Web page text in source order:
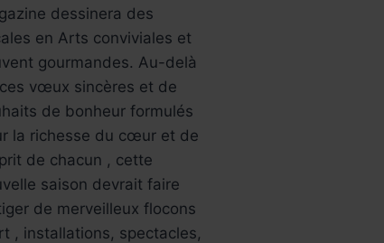
dessinera des
en Arts conviviales et
gourmandes. Au-delà
vœux sincères et de
de bonheur formulés
la richesse du cœur et de
de chacun , cette
saison devrait faire
de merveilleux flocons
, installations, spectacles,